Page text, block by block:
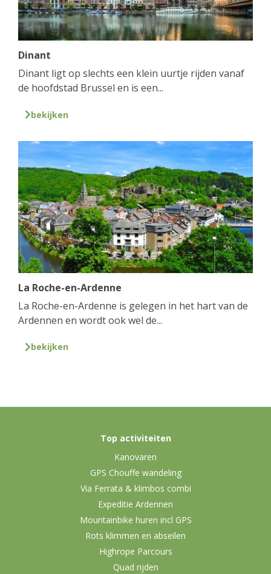
Dinant
Dinant ligt op slechts een klein uurtje rijden vanaf
de hoofdstad Brussel en is een...
bekijken
La Roche-en-Ardenne
La Roche-en-Ardenne is gelegen in het hart van de
Ardennen en wordt ook wel de...
bekijken
Top activiteiten
Kanovaren
GPS Chouffe wandeling
Via Ferrata & klimbos combi
Expeditie Ardennen
Mountainbike huren incl GPS
Rots klimmen en abseilen
Highrope Parcours
Quad rijden